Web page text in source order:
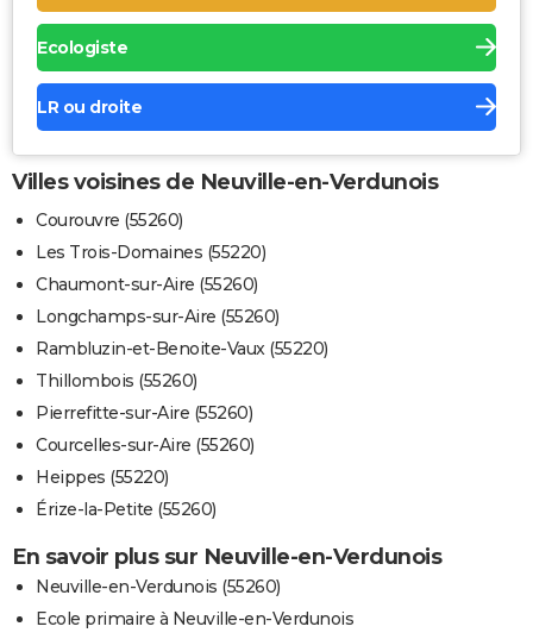
Ecologiste
LR ou droite
Villes voisines de Neuville-en-Verdunois
Courouvre (55260)
Les Trois-Domaines (55220)
Chaumont-sur-Aire (55260)
Longchamps-sur-Aire (55260)
Rambluzin-et-Benoite-Vaux (55220)
Thillombois (55260)
Pierrefitte-sur-Aire (55260)
Courcelles-sur-Aire (55260)
Heippes (55220)
Érize-la-Petite (55260)
En savoir plus sur Neuville-en-Verdunois
Neuville-en-Verdunois (55260)
Ecole primaire à Neuville-en-Verdunois